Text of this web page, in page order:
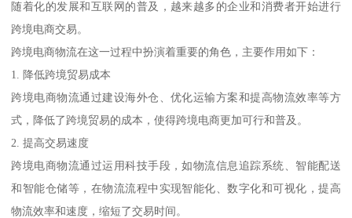
随着化的发展和互联网的普及，越来越多的企业和消费者开始进行
跨境电商交易。
跨境电商物流在这一过程中扮演着重要的角色，主要作用如下：
1. 降低跨境贸易成本
跨境电商物流通过建设海外仓、优化运输方案和提高物流效率等方
式，降低了跨境贸易的成本，使得跨境电商更加可行和普及。
2. 提高交易速度
跨境电商物流通过运用科技手段，如物流信息追踪系统、智能配送
和智能仓储等，在物流流程中实现智能化、数字化和可视化，提高
物流效率和速度，缩短了交易时间。